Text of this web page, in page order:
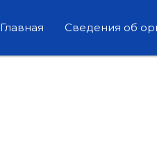
Главная Сведения об